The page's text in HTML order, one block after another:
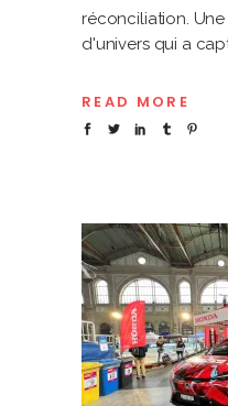
réconciliation.
d'univers qui a
READ MORE